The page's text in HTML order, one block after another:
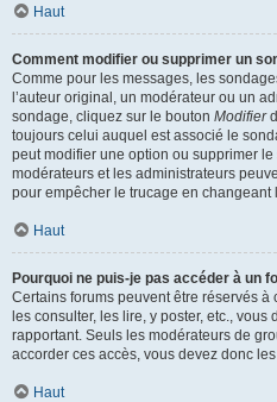
Haut
Comment modifier ou supprimer un
Comme pour les messages, les
l’auteur original, un modérateur ou un
sondage, cliquez sur le bouton Modifier
toujours celui auquel est associé le
peut modifier une option ou supprimer
modérateurs et les administrateurs
pour empêcher le trucage en
Haut
Pourquoi ne puis-je pas accéder à un
Certains forums peuvent être réservés
les consulter, les lire, y poster, etc., vous
rapportant. Seuls les modérateurs de
accorder ces accès, vous devez donc
Haut